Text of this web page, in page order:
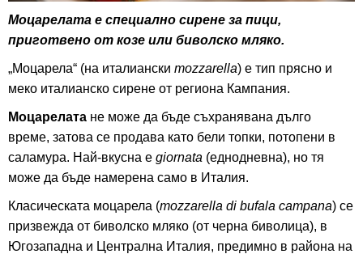
Моцарелата е специално сирене за пици,
приготвено от козе или биволско мляко.
„Моцарела“ (на италиански mozzarella) е тип прясно и
меко италианско сирене от региона Кампания.
Моцарелата не може да бъде съхранявана дълго
време, затова се продава като бели топки, потопени в
саламура. Най-вкусна е giornata (еднодневна), но тя
може да бъде намерена само в Италия.
Класическата моцарела (mozzarella di bufala campana) се
призвежда от биволско мляко (от черна биволица), в
Югозападна и Централна Италия, предимно в района на